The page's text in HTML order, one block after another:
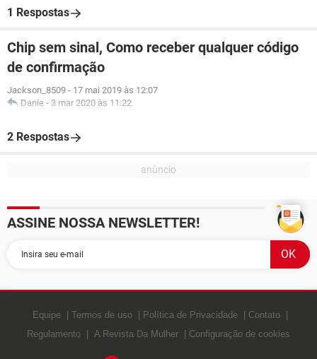
1 Respostas
Chip sem sinal, Como receber qualquer código
de confirmação
Jackson_8509 - 17 mai 2019 às 12:07
Danie - 3 mar 2020 às 11:22
2 Respostas
ASSINE NOSSA NEWSLETTER!
Equipe Termos de uso Política de Privacidade
Contato
Regulamento
A Revista Da Mulher Configuração de cookies